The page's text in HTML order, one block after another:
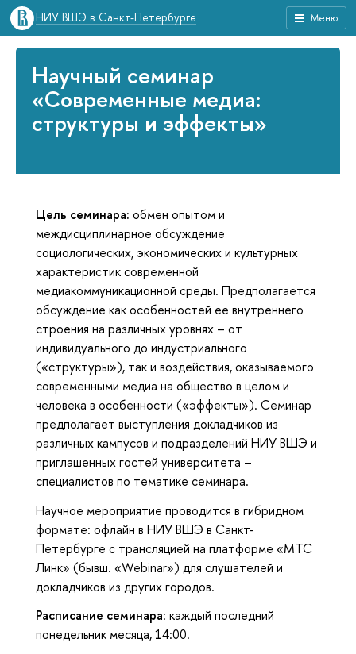
Меню
НИУ ВШЭ в Санкт-Петербурге
Научный семинар
«Современные медиа:
структуры и эффекты»
Цель семинара: обмен опытом и
междисциплинарное обсуждение
социологических, экономических и культурных
характеристик современной
медиакоммуникационной среды. Предполагается
обсуждение как особенностей ее внутреннего
строения на различных уровнях – от
индивидуального до индустриального
(«структуры»), так и воздействия, оказываемого
современными медиа на общество в целом и
человека в особенности («эффекты»). Семинар
предполагает выступления докладчиков из
различных кампусов и подразделений НИУ ВШЭ и
приглашенных гостей университета –
специалистов по тематике семинара.
Научное мероприятие проводится в гибридном
формате: офлайн в НИУ ВШЭ в Санкт-
Петербурге с трансляцией на платформе «МТС
Линк» (бывш. «Webinar») для слушателей и
докладчиков из других городов.
Расписание семинара: каждый последний
понедельник месяца, 14:00.